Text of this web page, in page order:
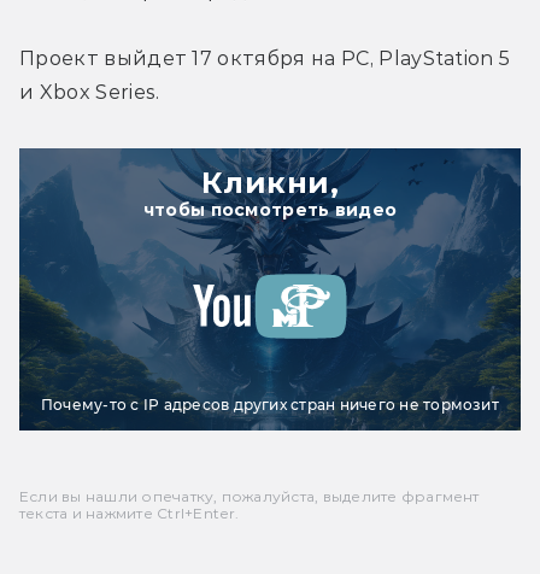
Проект выйдет 17 октября на PC, PlayStation 5
и Xbox Series.
Кликни,
чтобы посмотреть видео
Почему-то с IP адресов других стран ничего не тормозит
Если вы нашли опечатку, пожалуйста, выделите фрагмент
текста и нажмите Ctrl+Enter.